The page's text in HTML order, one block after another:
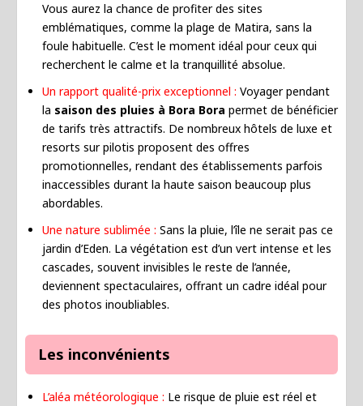
Vous aurez la chance de profiter des sites
emblématiques, comme la plage de Matira, sans la
foule habituelle. C’est le moment idéal pour ceux qui
recherchent le calme et la tranquillité absolue.
Un rapport qualité-prix exceptionnel : Voyager pendant
la saison des pluies à Bora Bora permet de bénéficier
de tarifs très attractifs. De nombreux hôtels de luxe et
resorts sur pilotis proposent des offres
promotionnelles, rendant des établissements parfois
inaccessibles durant la haute saison beaucoup plus
abordables.
Une nature sublimée : Sans la pluie, l’île ne serait pas ce
jardin d’Eden. La végétation est d’un vert intense et les
cascades, souvent invisibles le reste de l’année,
deviennent spectaculaires, offrant un cadre idéal pour
des photos inoubliables.
Les inconvénients
L’aléa météorologique : Le risque de pluie est réel et